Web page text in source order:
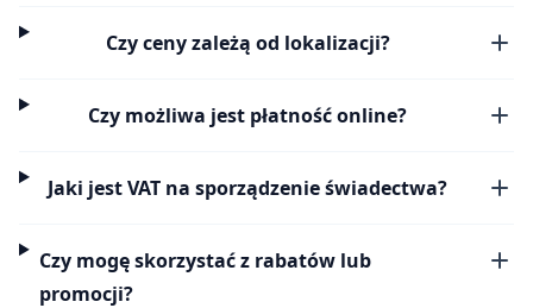
Czy ceny zależą od lokalizacji?
Czy możliwa jest płatność online?
Jaki jest VAT na sporządzenie świadectwa?
Czy mogę skorzystać z rabatów lub
promocji?